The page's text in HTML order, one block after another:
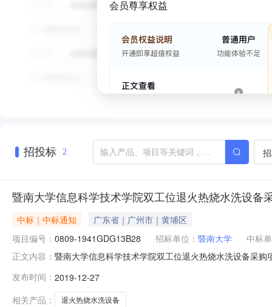
会员尊享权益
招投标 2
暨南大学信息科学技术学院双工位退火热烧水洗设备
中标｜中标通知
广东省｜广州市｜黄埔区
项目编号： 0809-1941GDG13B28 招标单位： 暨南大学
中标
正文内容： 暨南大学信息科学技术学院双工位退火热烧水洗设备采
2019年12月27日评审专家名单蒋侬辉、于泓鹏（民主推
发布时间： 2019-12-27
相关产品：
退火热烧水洗设备